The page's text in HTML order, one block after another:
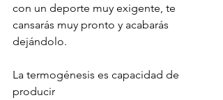
con un deporte muy exigente, te
cansarás muy pronto y acabarás
dejándolo.
La termogénesis es capacidad de
producir